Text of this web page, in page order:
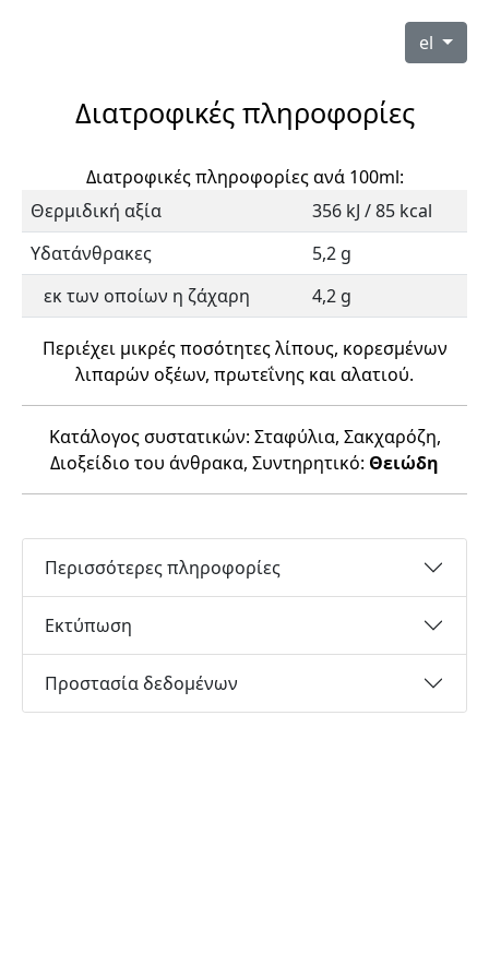
el
Διατροφικές πληροφορίες
Διατροφικές πληροφορίες ανά 100ml:
Θερμιδική αξία
356 kJ / 85 kcal
Υδατάνθρακες
5,2 g
εκ των οποίων η ζάχαρη
4,2 g
Περιέχει μικρές ποσότητες λίπους, κορεσμένων
λιπαρών οξέων, πρωτεΐνης και αλατιού.
Κατάλογος συστατικών: Σταφύλια, Σακχαρόζη,
Διοξείδιο του άνθρακα, Συντηρητικό: Θειώδη
Περισσότερες πληροφορίες
Εκτύπωση
Προστασία δεδομένων